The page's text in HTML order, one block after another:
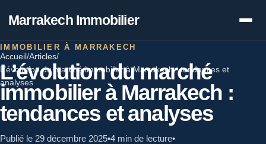
Marrakech Immobilier
Accueil /Articles/
L’évolution du marché immobilier à Marrakech : tendances et
analyses
IMMOBILIER À MARRAKECH
L’évolution du marché
immobilier à Marrakech :
tendances et analyses
Publié le 29 décembre 2025•4 min de lecture•